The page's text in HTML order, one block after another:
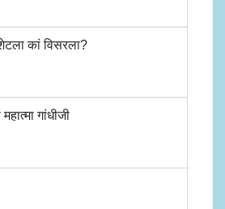
कां विसरला?
गांधीजी